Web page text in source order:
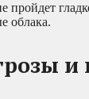
пройдет
облака.
и